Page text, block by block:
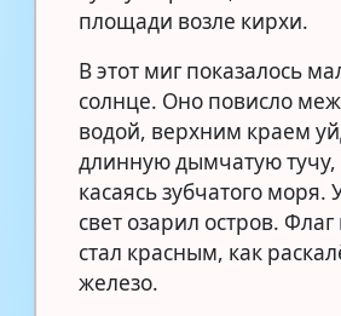
площади возле кирхи.
В этот миг показалось
солнце. Оно повисло
водой, верхним краем
длинную дымчатую
касаясь зубчатого
свет озарил остров.
стал красным, как
железо.